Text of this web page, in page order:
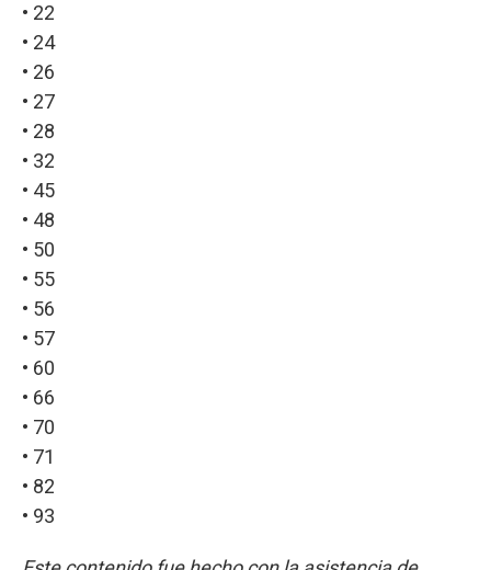
• 22
• 24
• 26
• 27
• 28
• 32
• 45
• 48
• 50
• 55
• 56
• 57
• 60
• 66
• 70
• 71
• 82
• 93